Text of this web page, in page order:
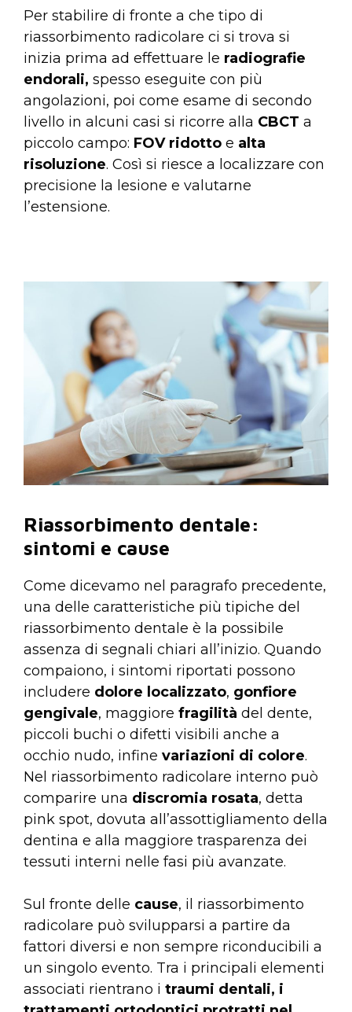
Per stabilire di fronte a che tipo di
riassorbimento radicolare ci si trova si
inizia prima ad effettuare le radiografie
endorali, spesso eseguite con più
angolazioni, poi come esame di secondo
livello in alcuni casi si ricorre alla CBCT a
piccolo campo: FOV ridotto e alta
risoluzione. Così si riesce a localizzare con
precisione la lesione e valutarne
l’estensione.
Riassorbimento dentale:
sintomi e cause
Come dicevamo nel paragrafo precedente,
una delle caratteristiche più tipiche del
riassorbimento dentale è la possibile
assenza di segnali chiari all’inizio. Quando
compaiono, i sintomi riportati possono
includere dolore localizzato, gonfiore
gengivale, maggiore fragilità del dente,
piccoli buchi o difetti visibili anche a
occhio nudo, infine variazioni di colore.
Nel riassorbimento radicolare interno può
comparire una discromia rosata, detta
pink spot, dovuta all’assottigliamento della
dentina e alla maggiore trasparenza dei
tessuti interni nelle fasi più avanzate.
Sul fronte delle cause, il riassorbimento
radicolare può svilupparsi a partire da
fattori diversi e non sempre riconducibili a
un singolo evento. Tra i principali elementi
associati rientrano i traumi dentali, i